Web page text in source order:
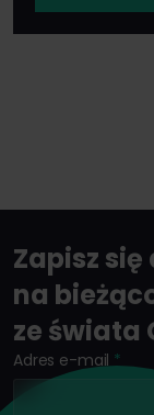
Zapisz
na
ze świata
Adres e-mail *